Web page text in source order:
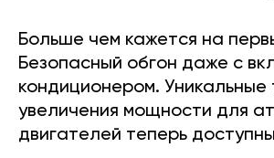
Больше чем кажется на
Безопасный обгон даже с
кондиционером. Уникальные
увеличения мощности для
двигателей теперь